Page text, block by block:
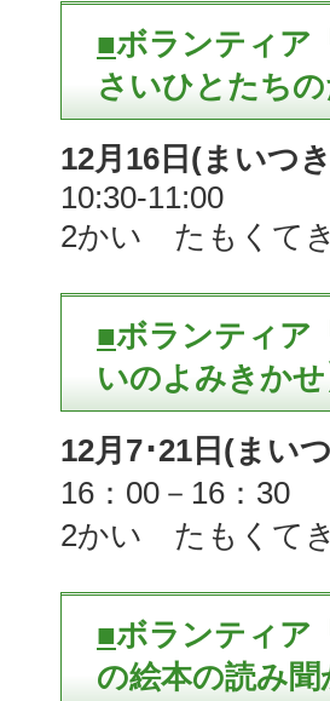
■ボランティア
さいひとたち
12月16日(まいつ
10:30-11:00
2かい たもくて
■ボランティア
いのよみきかせ
12月7･21日(まい
16：00－16：30
2かい たもくて
■ボランティア
の絵本の読み聞